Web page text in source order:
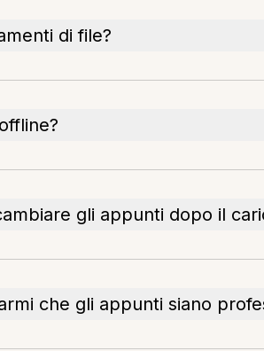
di file?
gli appunti dopo il
che gli appunti siano